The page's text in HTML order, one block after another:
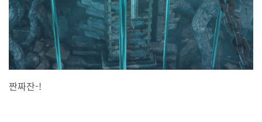
짠짜잔-!